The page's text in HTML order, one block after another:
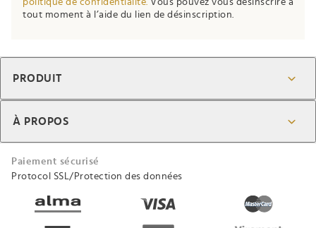
tout moment à l’aide du lien de désinscription.
PRODUIT
À PROPOS
Paiement sécurisé
Protocol SSL/Protection des données